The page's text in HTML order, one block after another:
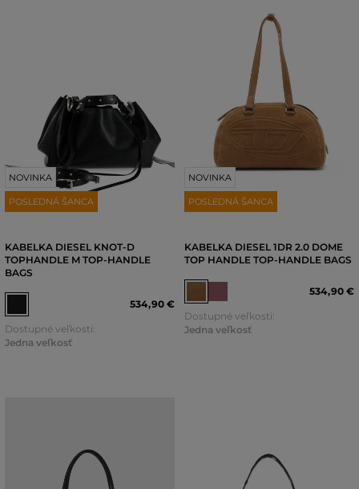
NOVINKA
POSLEDNÁ ŠANCA
KABELKA DIESEL KNOT-D
TOPHANDLE M TOP-HANDLE
BAGS
534,90 €
Dostupné veľkosti:
Jedna veľkosť
NOVINKA
POSLEDNÁ ŠANCA
KABELKA DIESEL 1DR 2.0 DOME
TOP HANDLE TOP-HANDLE BAGS
534,90 €
Dostupné veľkosti:
Jedna veľkosť